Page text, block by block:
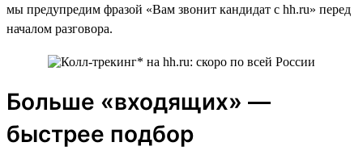
мы предупредим фразой «Вам звонит кандидат с hh.ru» перед
началом разговора.
Больше «входящих» —
быстрее подбор